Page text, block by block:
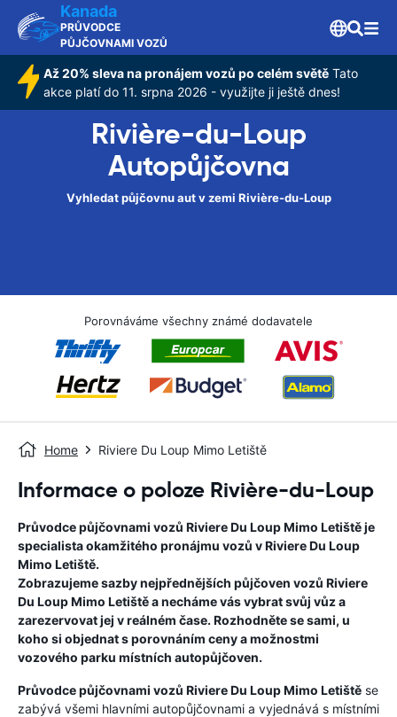
Kanada
PRŮVODCE
PŮJČOVNAMI VOZŮ
Až 20% sleva na pronájem vozů po celém světě Tato
akce platí do 11. srpna 2026 - využijte ji ještě dnes!
Rivière-du-Loup
Autopůjčovna
Vyhledat půjčovnu aut v zemi Rivière-du-Loup
Porovnáváme všechny známé dodavatele
Home Riviere Du Loup Mimo Letiště
Informace o poloze Rivière-du-Loup
Průvodce půjčovnami vozů Riviere Du Loup Mimo Letištěje
specialista okamžitého pronájmu vozů vRiviere Du Loup
Mimo Letiště.
Zobrazujeme sazby nejpřednějších půjčoven vozů Riviere
Du Loup Mimo Letištěa necháme vás vybrat svůj vůz a
zarezervovat jej v reálném čase. Rozhodněte se sami, u
koho si objednat s porovnáním ceny a možnostmi
vozového parku místních autopůjčoven.
Průvodce půjčovnami vozů Riviere Du Loup Mimo Letiště se
zabývá všemi hlavními autopůjčovnami a vyjednává s místními